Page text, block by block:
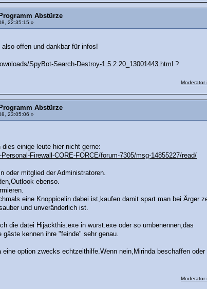
Abstürze
22:35:15 »
offen und dankbar für infos!
SpyBot-Search-Destroy-1.5.2.20_13001443.html ?
Moderator
Abstürze
23:05:06 »
einige leute hier nicht gerne:
Firewall-CORE-FORCE/forum-7305/msg-14855227/read/
oder mitglied der Administratoren.
ebenso.
eine Knoppicelin dabei ist,kaufen.damit spart man bei Ärger
und unveränderlich ist.
die datei Hijackthis.exe in wurst.exe oder so umbenennen,das
kennen ihre "feinde" sehr genau.
option zwecks echtzeithilfe.Wenn nein,Mirinda beschaffen oder
Moderator